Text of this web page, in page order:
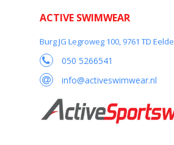
ACTIVE SWIMWEAR
Burg JG Legroweg 100, 9761 TD Eelde
050 5266541
info@activeswimwear.nl